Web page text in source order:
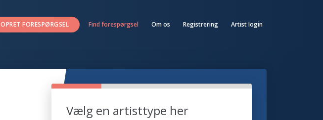
OPRET FORESPØRGSEL Find forespørgsel Om os Registrering Artist login
Vælg en artisttype her